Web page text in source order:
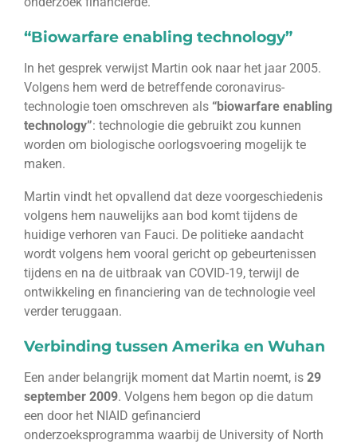
“Biowarfare enabling technology”
In het gesprek verwijst Martin ook naar het jaar 2005.
Volgens hem werd de betreffende coronavirus-
technologie toen omschreven als “biowarfare enabling
technology”: technologie die gebruikt zou kunnen
worden om biologische oorlogsvoering mogelijk te
maken.
Martin vindt het opvallend dat deze voorgeschiedenis
volgens hem nauwelijks aan bod komt tijdens de
huidige verhoren van Fauci. De politieke aandacht
wordt volgens hem vooral gericht op gebeurtenissen
tijdens en na de uitbraak van COVID-19, terwijl de
ontwikkeling en financiering van de technologie veel
verder teruggaan.
Verbinding tussen Amerika en Wuhan
Een ander belangrijk moment dat Martin noemt, is 29
september 2009. Volgens hem begon op die datum
een door het NIAID gefinancierd
onderzoeksprogramma waarbij de University of North